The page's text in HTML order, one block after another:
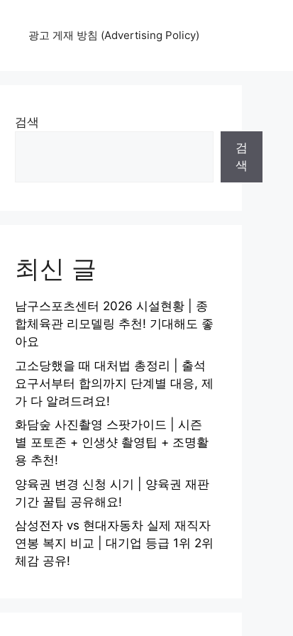
광고 게재 방침 (Advertising Policy)
검색
검
색
최신 글
남구스포츠센터 2026 시설현황 | 종
합체육관 리모델링 추천! 기대해도 좋
아요
고소당했을 때 대처법 총정리 | 출석
요구서부터 합의까지 단계별 대응, 제
가 다 알려드려요!
화담숲 사진촬영 스팟가이드 | 시즌
별 포토존 + 인생샷 촬영팁 + 조명활
용 추천!
양육권 변경 신청 시기 | 양육권 재판
기간 꿀팁 공유해요!
삼성전자 vs 현대자동차 실제 재직자
연봉 복지 비교 | 대기업 등급 1위 2위
체감 공유!